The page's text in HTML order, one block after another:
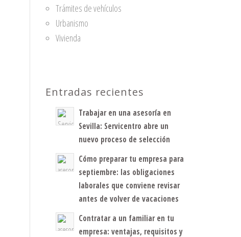
Trámites de vehículos
Urbanismo
Vivienda
Entradas recientes
Trabajar en una asesoría en
Sevilla: Servicentro abre un
nuevo proceso de selección
Cómo preparar tu empresa para
septiembre: las obligaciones
laborales que conviene revisar
antes de volver de vacaciones
Contratar a un familiar en tu
empresa: ventajas, requisitos y